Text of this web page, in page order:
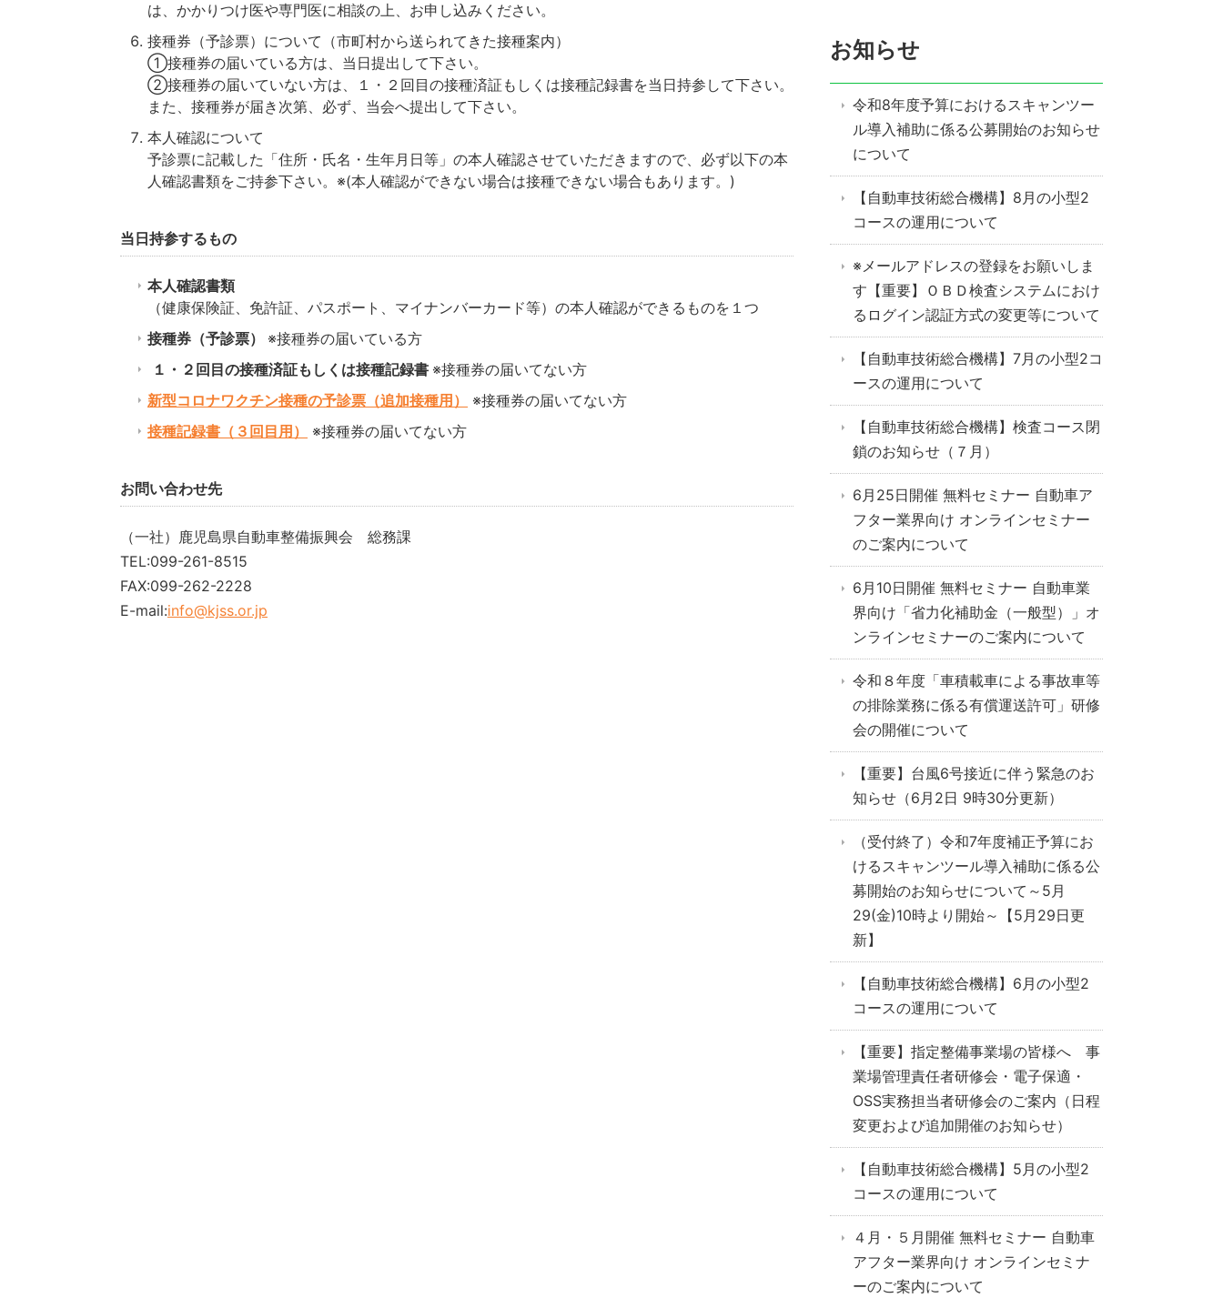
は、かかりつけ医や専門医に相談の上、お申し込みください。
接種券（予診票）について（市町村から送られてきた接種案内）
①接種券の届いている方は、当日提出して下さい。
②接種券の届いていない方は、１・２回目の接種済証もしくは接種記録書を当日持参して下さい。
また、接種券が届き次第、必ず、当会へ提出して下さい。
本人確認について
予診票に記載した「住所・氏名・生年月日等」の本人確認させていただきますので、必ず以下の本
人確認書類をご持参下さい。※(本人確認ができない場合は接種できない場合もあります。)
当日持参するもの
本人確認書類
（健康保険証、免許証、パスポート、マイナンバーカード等）の本人確認ができるものを１つ
接種券（予診票） ※接種券の届いている方
１・２回目の接種済証もしくは接種記録書 ※接種券の届いてない方
新型コロナワクチン接種の予診票（追加接種用）
※接種券の届いてない方
接種記録書（３回目用）
※接種券の届いてない方
お問い合わせ先
（一社）鹿児島県自動車整備振興会 総務課
TEL:099-261-8515
FAX:099-262-2228
E-mail:info@kjss.or.jp
お知らせ
令和8年度予算におけるスキャンツー
ル導入補助に係る公募開始のお知らせ
について
【自動車技術総合機構】8月の小型2
コースの運用について
※メールアドレスの登録をお願いしま
す【重要】ＯＢＤ検査システムにおけ
るログイン認証方式の変更等について
【自動車技術総合機構】7月の小型2コ
ースの運用について
【自動車技術総合機構】検査コース閉
鎖のお知らせ（７月）
6月25日開催 無料セミナー 自動車ア
フター業界向け オンラインセミナー
のご案内について
6月10日開催 無料セミナー 自動車業
界向け「省力化補助金（一般型）」オ
ンラインセミナーのご案内について
令和８年度「車積載車による事故車等
の排除業務に係る有償運送許可」研修
会の開催について
【重要】台風6号接近に伴う緊急のお
知らせ（6月2日 9時30分更新）
（受付終了）令和7年度補正予算にお
けるスキャンツール導入補助に係る公
募開始のお知らせについて～5月
29(金)10時より開始～【5月29日更
新】
【自動車技術総合機構】6月の小型2
コースの運用について
【重要】指定整備事業場の皆様へ 事
業場管理責任者研修会・電子保適・
OSS実務担当者研修会のご案内（日程
変更および追加開催のお知らせ）
【自動車技術総合機構】5月の小型2
コースの運用について
４月・５月開催 無料セミナー 自動車
アフター業界向け オンラインセミナ
ーのご案内について